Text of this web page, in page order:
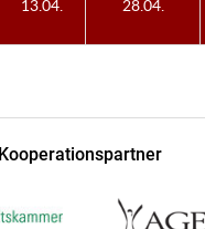
13.04. 28.04.
Kooperationspartner